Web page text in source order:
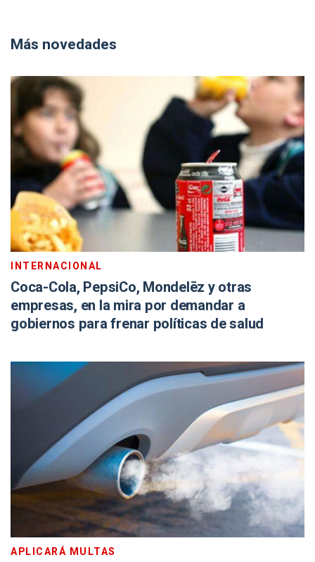
Más novedades
INTERNACIONAL
Coca-Cola, PepsiCo, Mondelēz y otras
empresas, en la mira por demandar a
gobiernos para frenar políticas de salud
APLICARÁ MULTAS